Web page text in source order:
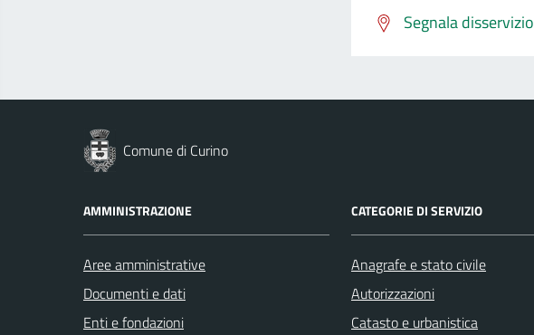
Segnala disservizio
Comune di Curino
AMMINISTRAZIONE
Aree amministrative
Documenti e dati
Enti e fondazioni
CATEGORIE DI SERVIZIO
Anagrafe e stato civile
Autorizzazioni
Catasto e urbanistica